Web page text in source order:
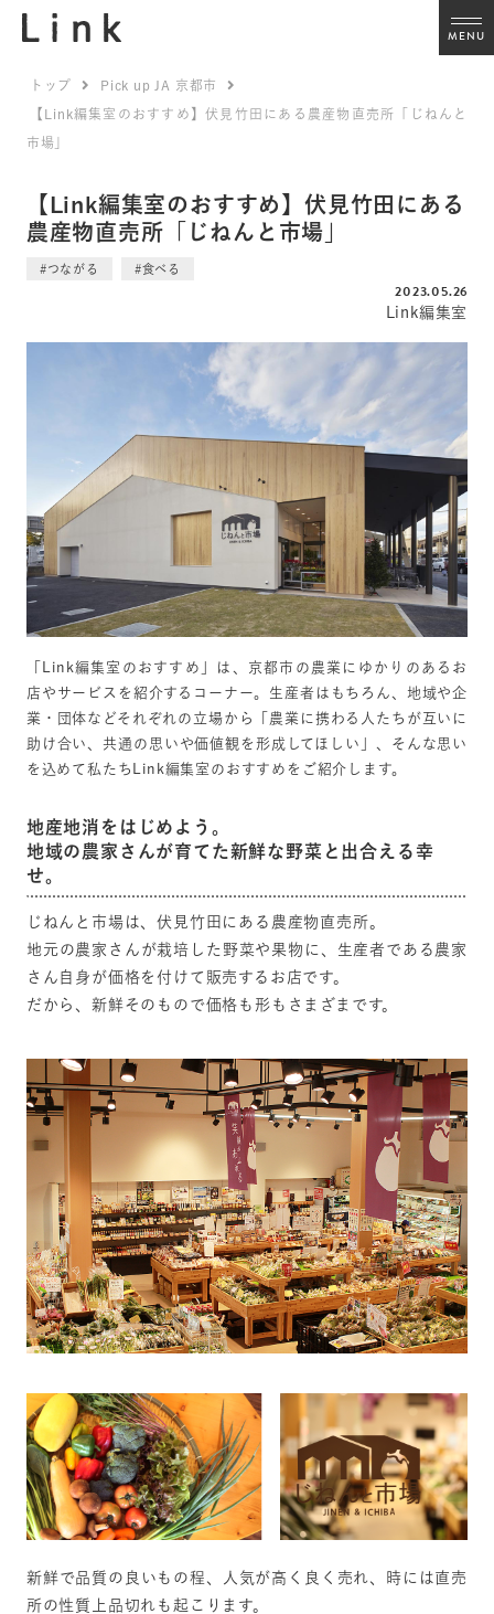
MENU
トップ Pick up JA 京都市
【Link編集室のおすすめ】伏見竹田にある農産物直売所「じねんと
市場」
【Link編集室のおすすめ】伏見竹田にある
農産物直売所「じねんと市場」
#つながる #食べる
2023.05.26
Link編集室
「Link編集室のおすすめ」は、京都市の農業にゆかりのあるお
店やサービスを紹介するコーナー。生産者はもちろん、地域や企
業・団体などそれぞれの立場から「農業に携わる人たちが互いに
助け合い、共通の思いや価値観を形成してほしい」、そんな思い
を込めて私たちLink編集室のおすすめをご紹介します。
地産地消をはじめよう。
地域の農家さんが育てた新鮮な野菜と出合える幸
せ。
じねんと市場は、伏見竹田にある農産物直売所。
地元の農家さんが栽培した野菜や果物に、生産者である農家
さん自身が価格を付けて販売するお店です。
だから、新鮮そのもので価格も形もさまざまです。
新鮮で品質の良いもの程、人気が高く良く売れ、時には直売
所の性質上品切れも起こります。